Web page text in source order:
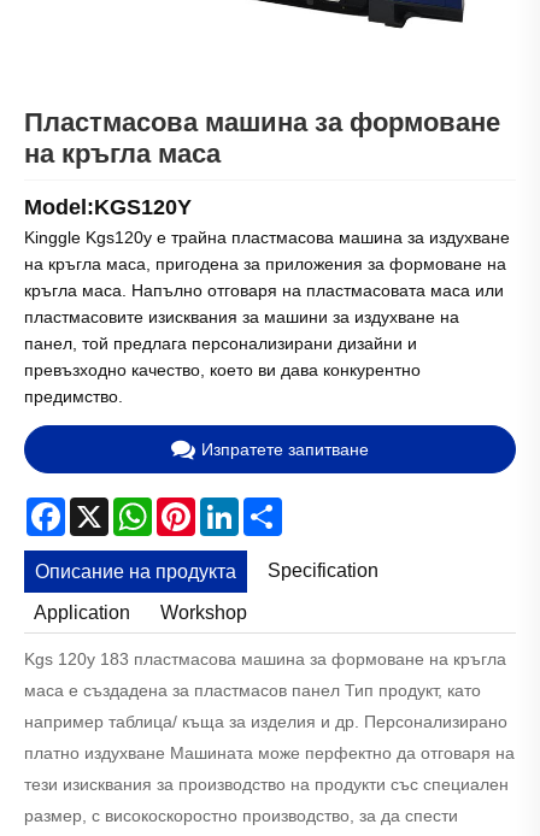
Пластмасова машина за формоване
на кръгла маса
Model:KGS120Y
Kinggle Kgs120y е трайна пластмасова машина за издухване
на кръгла маса, пригодена за приложения за формоване на
кръгла маса. Напълно отговаря на пластмасовата маса или
пластмасовите изисквания за машини за издухване на
панел, той предлага персонализирани дизайни и
превъзходно качество, което ви дава конкурентно
предимство.
Изпратете запитване
Facebook
X WhatsApp
PinterestLinkedIn
Описание на продукта Specification
Application Workshop
Kgs 120y 183 пластмасова машина за формоване на кръгла
маса е създадена за пластмасов панел Тип продукт, като
например таблица/ къща за изделия и др. Персонализирано
платно издухване Машината може перфектно да отговаря на
тези изисквания за производство на продукти със специален
размер, с високоскоростно производство, за да спести